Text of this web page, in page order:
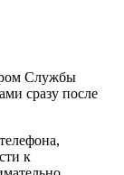
Службы
сразу после
к